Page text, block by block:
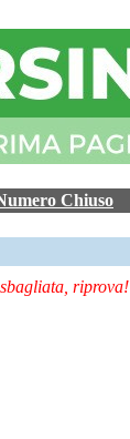
Chiuso
riprova!